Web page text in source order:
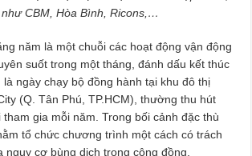
CBM, Hòa Bình, Ricons,…
năm là một chuỗi các hoạt động vận động
suốt trong một tháng, đánh dấu kết thúc
là ngày chạy bộ đồng hành tại khu đô thị
(Q. Tân Phú, TP.HCM), thường thu hút
gia mỗi năm. Trong bối cảnh đặc thù
tổ chức chương trình một cách có trách
nguy cơ bùng dịch trong cộng đồng,